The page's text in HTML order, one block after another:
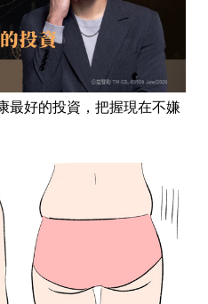
最好的投資，把握現在不嫌